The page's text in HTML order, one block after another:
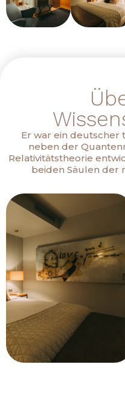
Er war ein deutscher
neben der
Relativitätstheorie
beiden Säulen der